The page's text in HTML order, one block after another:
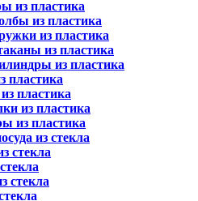
из пластика
из пластика
из пластика
из пластика
из пластика
пластика
пластика
из пластика
из пластика
из стекла
стекла
стекла